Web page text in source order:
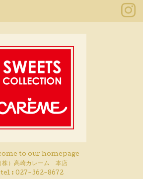
to our homepage
株）高崎カレーム 本店
tel : 027-362-8672